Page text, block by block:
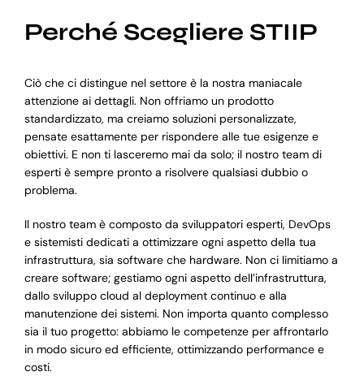
Perché Scegliere STIIP
Ciò che ci distingue nel settore è la nostra maniacale
attenzione ai dettagli. Non offriamo un prodotto
standardizzato, ma creiamo soluzioni personalizzate,
pensate esattamente per rispondere alle tue esigenze e
obiettivi. E non ti lasceremo mai da solo; il nostro team di
esperti è sempre pronto a risolvere qualsiasi dubbio o
problema.
Il nostro team è composto da sviluppatori esperti, DevOps
e sistemisti dedicati a ottimizzare ogni aspetto della tua
infrastruttura, sia software che hardware. Non ci limitiamo a
creare software; gestiamo ogni aspetto dell’infrastruttura,
dallo sviluppo cloud al deployment continuo e alla
manutenzione dei sistemi. Non importa quanto complesso
sia il tuo progetto: abbiamo le competenze per affrontarlo
in modo sicuro ed efficiente, ottimizzando performance e
costi.